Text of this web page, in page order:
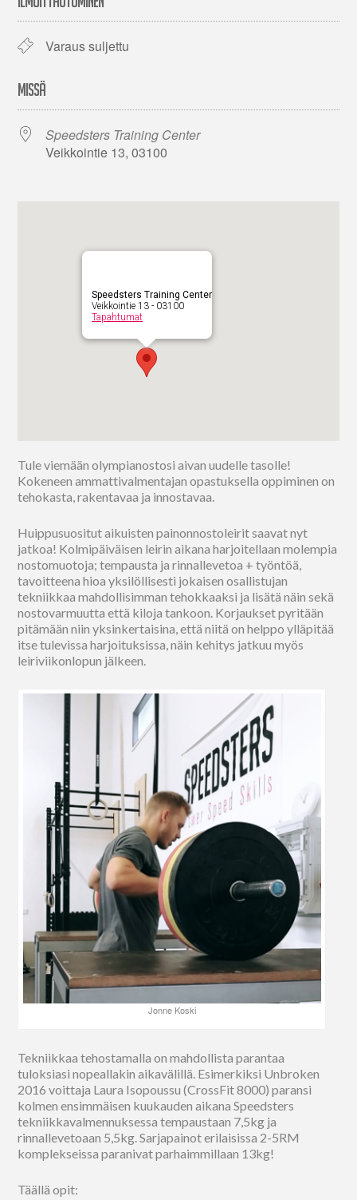
Varaus suljettu
MISSÄ
Speedsters Training Center
Veikkointie 13, 03100
Speedsters Training Center
Veikkointie 13 - 03100
Tapahtumat
Tule viemään olympianostosi aivan uudelle tasolle!
Kokeneen ammattivalmentajan opastuksella oppiminen on
tehokasta, rakentavaa ja innostavaa.
Huippusuositut aikuisten painonnostoleirit saavat nyt
jatkoa! Kolmipäiväisen leirin aikana harjoitellaan molempia
nostomuotoja; tempausta ja rinnallevetoa + työntöä,
tavoitteena hioa yksilöllisesti jokaisen osallistujan
tekniikkaa mahdollisimman tehokkaaksi ja lisätä näin sekä
nostovarmuutta että kiloja tankoon. Korjaukset pyritään
pitämään niin yksinkertaisina, että niitä on helppo ylläpitää
itse tulevissa harjoituksissa, näin kehitys jatkuu myös
leiriviikonlopun jälkeen.
Jonne Koski
Tekniikkaa tehostamalla on mahdollista parantaa
tuloksiasi nopeallakin aikavälillä. Esimerkiksi Unbroken
2016 voittaja Laura Isopoussu (CrossFit 8000) paransi
kolmen ensimmäisen kuukauden aikana Speedsters
tekniikkavalmennuksessa tempaustaan 7,5kg ja
rinnallevetoaan 5,5kg. Sarjapainot erilaisissa 2-5RM
komplekseissa paranivat parhaimmillaan 13kg!
Täällä opit: